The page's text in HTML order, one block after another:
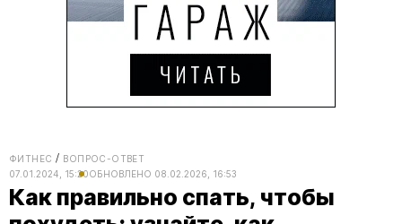
ФИТНЕС
ВОПРОС-ОТВЕТ
07.01.2024, 15:20ОБНОВЛЕНО 08.02.2026, 16:53
Как правильно спать, чтобы